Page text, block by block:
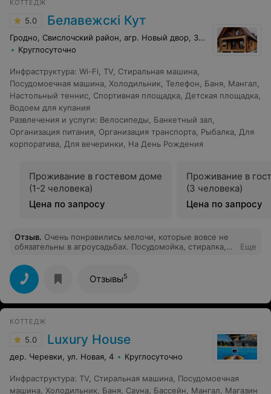
запоминающийся.
КОТТЕДЖ
5.0 Белавежскі Кут
Гродно, Свислочский район, агр. Новый двор, Заречная, 48
Круглосуточно
Инфраструктура: Wi-Fi TV Стиральная машина
Посудомоечная машина Холодильник Телефон Баня Мангал
Настольный теннис Спортивная площадка Детская площадка
Водоем для купания
Развлечения и услуги: Велосипеды Банкетный зал
Организация питания Организация транспорта Рыбалка Для
корпоратива Для вечеринки На День Рождения
Проживание в гостевом доме
(1-2 человека)
Цена по запросу
Проживание в
(3 человека)
Цена по запросу
Отзыв. Очень понравились мелочи, которые вовсе не
обязательны в агроусадьбах. Посудомойка, стиралка,
белоснежное постельное, куча трав к чаю в бане.
Могли сэкономить, но не стали. Хозяйка большая
молодец! А теперь отбросим ваниль. Мне такие
говорят: "будем кататься на джипе" - ну что я там не
видел, думаю ))) А реально "Малыш" - это эмоции!
Еще
Отзывы5
КОТТЕДЖ
5.0 Luxury House
дер. Черевки, ул. Новая, 4 Круглосуточно
Инфраструктура: TV Стиральная машина Посудомоечная
машина Холодильник Баня Сауна Бассейн Мангал
Магазин